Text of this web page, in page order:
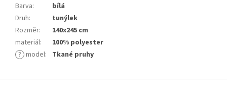
Barva:
bílá
Druh:
tunýlek
Rozměr:
140x245 cm
materiál:
100% polyester
? model: Tkané pruhy